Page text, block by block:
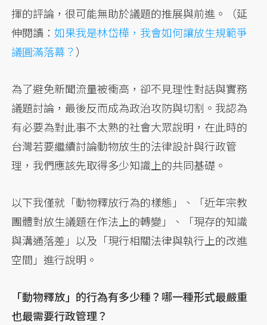
揮的評論，很可能無助於議題的推展與前進。（延
伸閱讀：如果我是林岱樺，我會如何讓放生規範爭
議圓滿落幕？ ）
為了避免新聞流量被衝高，卻不見理性對話與實務
議題討論，最後反而成為政治攻防與切割。我認為
有必要為對此事不太熟的社會大眾說明，在此時的
台灣若要繼續討論動物放生的法律設計與行政管
理，我們應該先取得多少知識上的共同基礎。
以下我僅就「動物釋放行為的樣態」、「近年宗教
團體對放生議題在作法上的轉變」、「現存的知識
與溝通落差」以及「現行相關法律與執行上的改進
空間」進行說明。
「動物釋放」的行為有多少種？哪一種形式最嚴重
也最需要行政管理？